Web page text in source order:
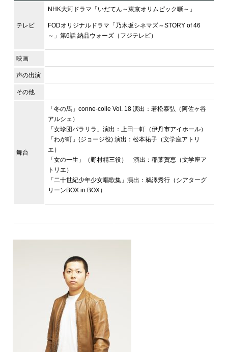
テレビ
NHK大河ドラマ「いだてん～東京オリムピック噺～」
FODオリジナルドラマ「乃木坂シネマズ～STORY of 46
～」第6話 納品ウォーズ（フジテレビ）
映画
声の出演
その他
舞台
「冬の馬」conne-colle Vol. 18 演出：若松泰弘（阿佐ヶ谷
アルシェ）
「女珍団パラリラ」演出：上田一軒（伊丹市アイホール）
「わが町」(ジョージ役) 演出：松本祐子（文学座アトリ
エ）
「女の一生」（野村精三役） 演出：稲葉賀恵（文学座ア
トリエ）
「二十世紀少年少女唱歌集」演出：鵜澤秀行（シアターグ
リーンBOX in BOX）